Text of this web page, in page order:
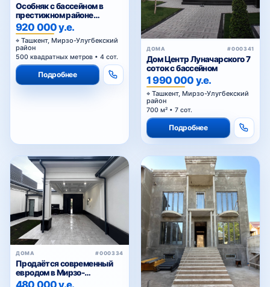
Паркентский
Салар
Темура Малика
ТТЗ
Особняк с бассейном в
престижном районе
Циолковского — для
комфортной и статусной
жизни
920 000 у.е.
Ташкент, Мирзо-Улугбекский
район
500 квадратных метров • 4 сот.
Подробнее
ДОМА #000341
Дом Центр Луначарского 7
соток с бассейном
1 990 000 у.е.
Ташкент, Мирзо-Улугбекский
район
700 м² • 7 сот.
Подробнее
ДОМА #000334
Продаётся современный
евродом в Мирзо-
Улугбекском районе